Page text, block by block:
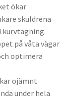
ökar
skuldrena
kurvtagning.
på våta vägar
optimera
ojämnt
under hela